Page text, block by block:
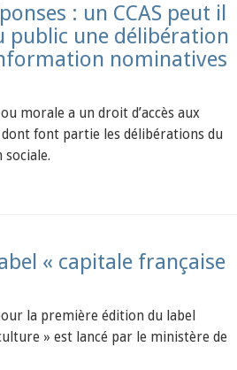
: un CCAS peut il
public une délibération
nominatives
morale a un droit d’accès aux
font partie les délibérations du
sociale.
« capitale française
la première édition du label
» est lancé par le ministère de